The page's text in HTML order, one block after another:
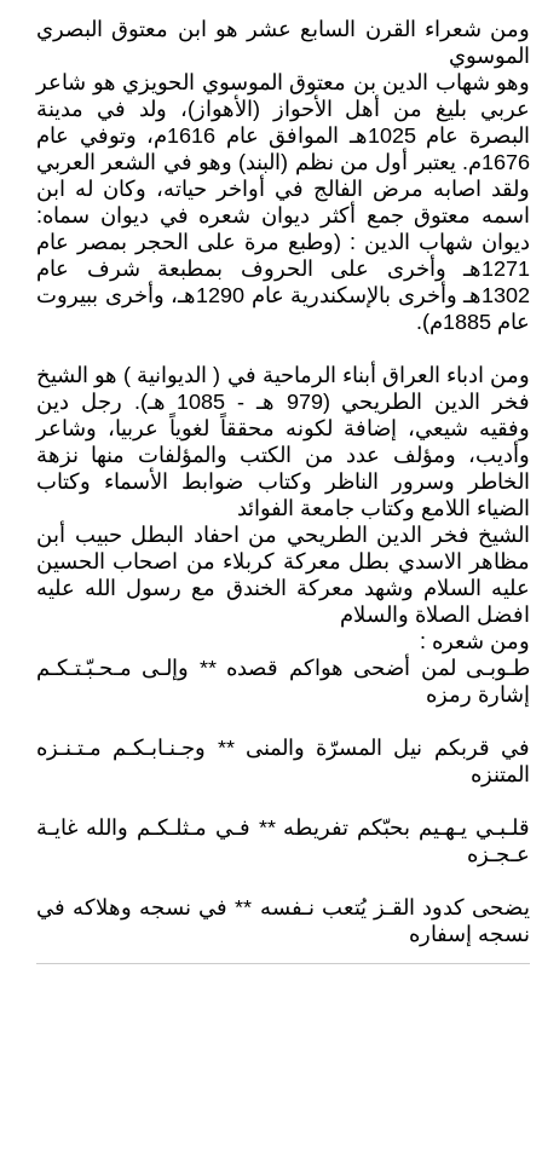
ومن شعراء القرن السابع عشر هو ابن معتوق البصري
الموسوي
وهو شهاب الدين بن معتوق الموسوي الحويزي هو شاعر
عربي بليغ من أهل الأحواز (الأهواز)، ولد في مدينة
البصرة عام 1025هـ الموافق عام 1616م، وتوفي عام
1676م. يعتبر أول من نظم (البند) وهو في الشعر العربي
ولقد اصابه مرض الفالج في أواخر حياته، وكان له ابن
اسمه معتوق جمع أكثر ديوان شعره في ديوان سماه:
ديوان شهاب الدين : (وطبع مرة على الحجر بمصر عام
1271هـ وأخرى على الحروف بمطبعة شرف عام
1302هـ وأخرى بالإسكندرية عام 1290هـ، وأخرى ببيروت
عام 1885م).
ومن ادباء العراق أبناء الرماحية في ( الديوانية ) هو الشيخ
فخر الدين الطريحي (979 هـ - 1085 هـ). رجل دين
وفقيه شيعي، إضافة لكونه محققاً لغوياً عربيا، وشاعر
وأديب، ومؤلف عدد من الكتب والمؤلفات منها نزهة
الخاطر وسرور الناظر وكتاب ضوابط الأسماء وكتاب
الضياء اللامع وكتاب جامعة الفوائد
الشيخ فخر الدين الطريحي من احفاد البطل حبيب أبن
مظاهر الاسدي بطل معركة كربلاء من اصحاب الحسين
عليه السلام وشهد معركة الخندق مع رسول الله عليه
افضل الصلاة والسلام
ومن شعره :
طـوبـى لمن أضحى هواكم قصده ** وإلـى مـحـبّـتـكـم
إشارة رمزه
في قربكم نيل المسرّة والمنى ** وجـنـابـكـم مـتـنـزه
المتنزه
قلـبـي يـهـيم بحبّكم تفريطه ** فـي مـثلـكـم والله غايـة
عـجـزه
يضحى كدود القـز يُتعب نـفسه ** في نسجه وهلاكه في
نسجه إسفاره